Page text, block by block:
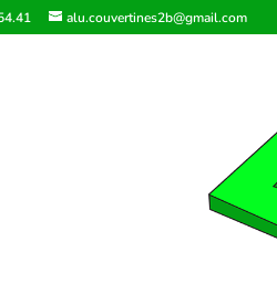
alu.couvertines2b@gmail.com